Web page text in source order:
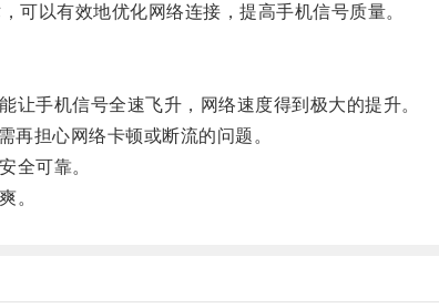
以有效地优化网络连接，提高手机信号质量。
手机信号全速飞升，网络速度得到极大的提升。
担心网络卡顿或断流的问题。
全可靠。
。